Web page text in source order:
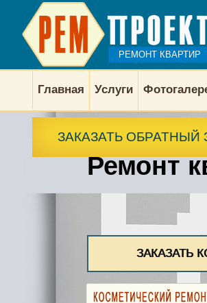
РЕМОНТ КВАРТИР
Главная Услуги
ЗАКАЗАТЬ ОБРАТНЫЙ
ЗАКАЗАТЬ
Ремонт